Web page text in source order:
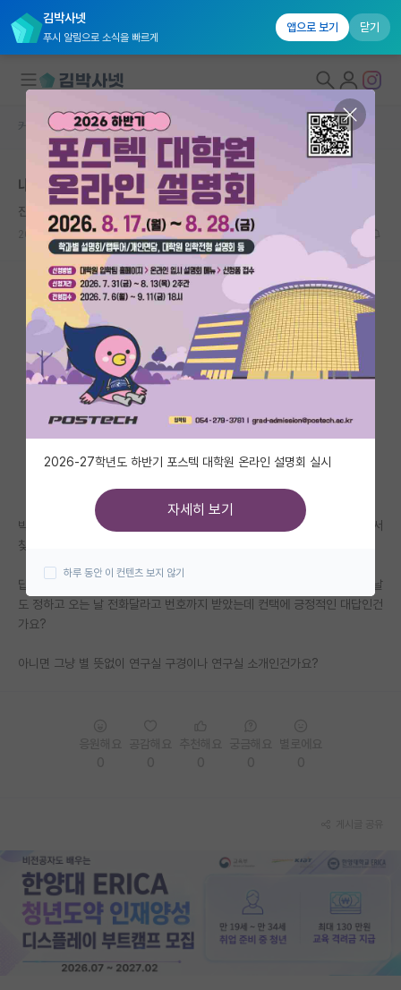
김박사넷
푸시 알림으로 소식을 빠르게
앱으로 보기 닫기
대학원생 모집
국내대학원 정보
연구실&오픈랩
커뮤니티
커뮤니티 홈
전체글보기
베스트 게시판
IF 명예의전당
자유 게시판(아무개랩)
미국 유학 게시판
미국 대학원 합격 후기 게시판
대학원 합격 후기 게시판
연구실(PI) 홍보 게시판
인문사회 계열 게시판
특수/전문대학원 게시판
반도체/AI 게시판
장학금/장학생 게시판
커뮤니티 홈 자유 게시판(아무개랩)
내년 봄학기 컨택했는데
진지한 베르너 하이젠버그
2021.04.23 4 2482
박사님한테 연구실 방문해서 면담이나 혹시 대학원 지원 또는 인턴 관련해서
찾아뵈도 되냐고 제 CV와 함께 간단한 자료들이랑 같이 여쭈어 봤습니다.
답장으로 줌도 상관없고 직접 오는거도 상관없으시다 하셔서 직접 뵙기로 날
도 정하고 오는 날 전화달라고 번호까지 받았는데 컨택에 긍정적인 대답인건
가요?
아니면 그냥 별 뜻없이 연구실 구경이나 연구실 소개인건가요?
2026-27학년도 하반기 포스텍 대학원 온라인 설명회 실시
자세히 보기
하루 동안 이 컨텐츠 보지 않기